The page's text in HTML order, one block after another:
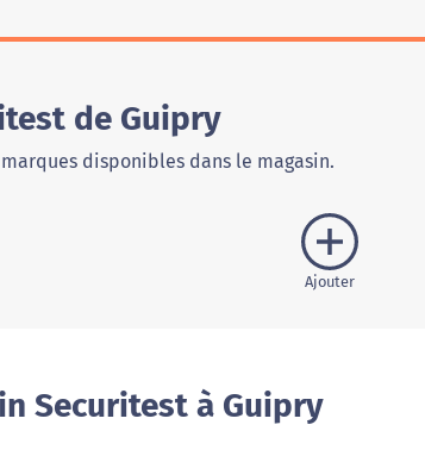
de Guipry
disponibles dans le magasin.
Ajouter
Securitest à Guipry